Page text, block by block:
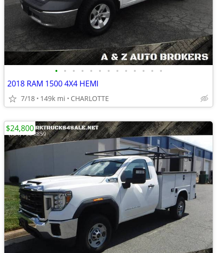
• • • • • • • • • • • • •
2018 RAM 1500 4X4 HEMI
7/18 149k mi CHARLOTTE
$24,800